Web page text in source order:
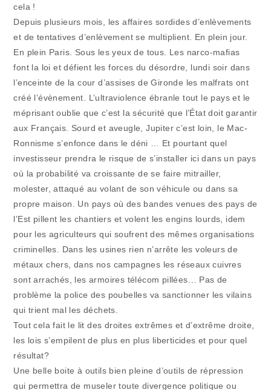
cela !
Depuis plusieurs mois, les affaires sordides d’enlèvements
et de tentatives d’enlèvement se multiplient. En plein jour.
En plein Paris. Sous les yeux de tous. Les narco-mafias
font la loi et défient les forces du désordre, lundi soir dans
l’enceinte de la cour d’assises de Gironde les malfrats ont
créé l’évènement. L’ultraviolence ébranle tout le pays et le
méprisant oublie que c’est la sécurité que l’État doit garantir
aux Français. Sourd et aveugle, Jupiter c’est loin, le Mac-
Ronnisme s’enfonce dans le déni … Et pourtant quel
investisseur prendra le risque de s’installer ici dans un pays
où la probabilité va croissante de se faire mitrailler,
molester, attaqué au volant de son véhicule ou dans sa
propre maison. Un pays où des bandes venues des pays de
l’Est pillent les chantiers et volent les engins lourds, idem
pour les agriculteurs qui soufrent des mêmes organisations
criminelles. Dans les usines rien n’arrête les voleurs de
métaux chers, dans nos campagnes les réseaux cuivres
sont arrachés, les armoires télécom pillées… Pas de
problème la police des poubelles va sanctionner les vilains
qui trient mal les déchets.
Tout cela fait le lit des droites extrêmes et d’extrême droite,
les lois s’empilent de plus en plus liberticides et pour quel
résultat?
Une belle boite à outils bien pleine d’outils de répression
qui permettra de museler toute divergence politique ou